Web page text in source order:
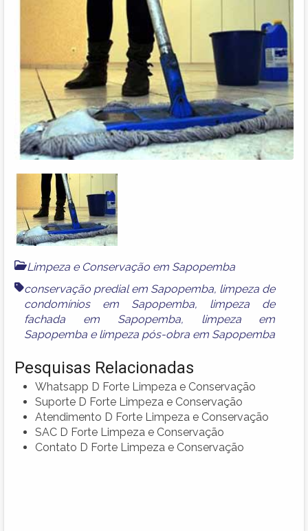
Limpeza e Conservação em Sapopemba
conservação predial em Sapopemba, limpeza de
condomínios em Sapopemba, limpeza de
fachada em Sapopemba, limpeza em
Sapopemba e limpeza pós-obra em Sapopemba
Pesquisas Relacionadas
Whatsapp D Forte Limpeza e Conservação
Suporte D Forte Limpeza e Conservação
Atendimento D Forte Limpeza e Conservação
SAC D Forte Limpeza e Conservação
Contato D Forte Limpeza e Conservação